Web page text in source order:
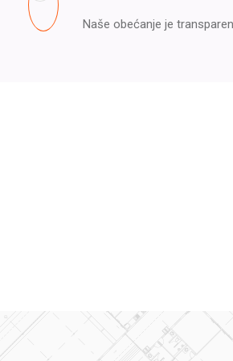
Naše obećanje je